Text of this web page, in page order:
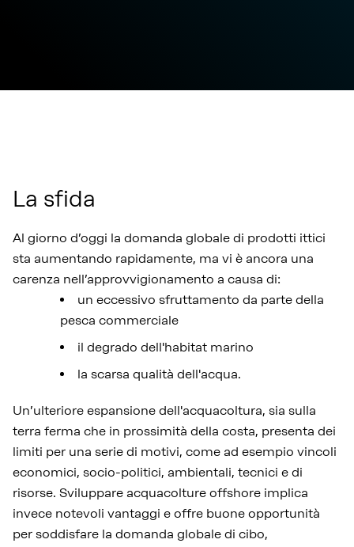
La sfida
Al giorno d’oggi la domanda globale di prodotti ittici
sta aumentando rapidamente, ma vi è ancora una
carenza nell’approvvigionamento a causa di:
un eccessivo sfruttamento da parte della
pesca commerciale
il degrado dell'habitat marino
la scarsa qualità dell'acqua.
Un’ulteriore espansione dell'acquacoltura, sia sulla
terra ferma che in prossimità della costa, presenta dei
limiti per una serie di motivi, come ad esempio vincoli
economici, socio-politici, ambientali, tecnici e di
risorse. Sviluppare acquacolture offshore implica
invece notevoli vantaggi e offre buone opportunità
per soddisfare la domanda globale di cibo,